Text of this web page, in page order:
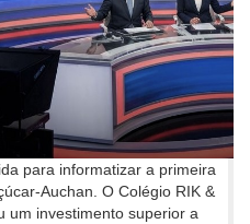
para informatizar a primeira
Auchan. O Colégio RIK &
um investimento superior a